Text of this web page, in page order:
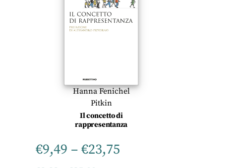
Hanna Fenichel
Pitkin
Il concetto di
rappresentanza
€9,49 – €23,75